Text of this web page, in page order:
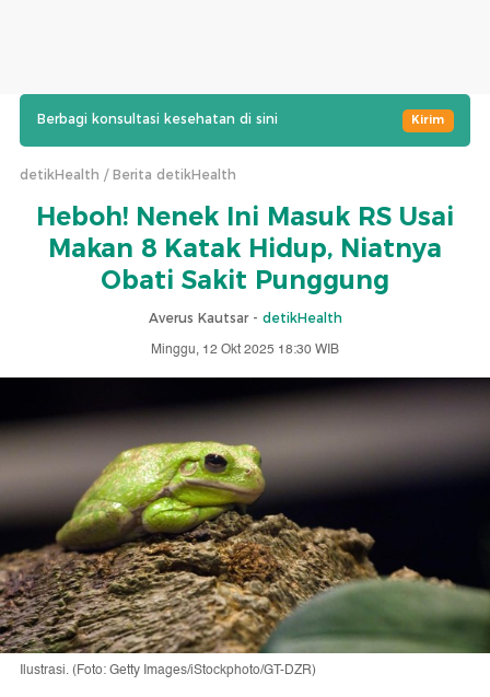
Berbagi konsultasi kesehatan di sini Kirim
detikHealth Berita detikHealth
Heboh! Nenek Ini Masuk RS Usai
Makan 8 Katak Hidup, Niatnya
Obati Sakit Punggung
Averus Kautsar - detikHealth
Minggu, 12 Okt 2025 18:30 WIB
Ilustrasi. (Foto: Getty Images/iStockphoto/GT-DZR)